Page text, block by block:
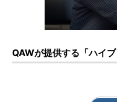
QAWが提供する「ハイ